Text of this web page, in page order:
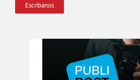
Escríbanos